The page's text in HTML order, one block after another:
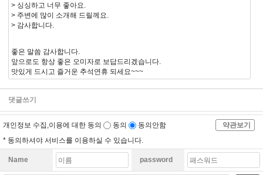
> 싱싱하고 너무 좋아요.
> 주변에 많이 소개해 드릴께요.
> 감사합니다.
좋은 말씀 감사합니다.
앞으로도 항상 좋은 오미자로 보답드리겠습니다.
맛있게 드시고 즐거운 추석연휴 되세요~~~
댓글쓰기
개인정보 수집,이용에 대한 동의 동의 동의안함
약관보기
* 동의하셔야 서비스를 이용하실 수 있습니다.
Name password